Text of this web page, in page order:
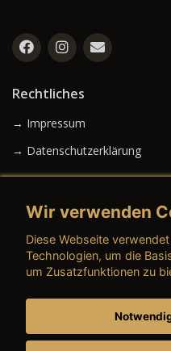
Rechtliches
→ Impressum
→ Datenschutzerklärung
→ AGB (Gebrauchtwagen)
→ AGB (Teile & Zubehör)
Wir verwenden
Diese Webseite
Technologien, um die
um Zusatzfunktionen zu